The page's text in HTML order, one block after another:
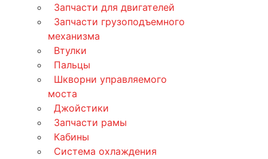
Запчасти для двигателей
Запчасти грузоподъемного
механизма
Втулки
Пальцы
Шкворни управляемого
моста
Джойстики
Запчасти рамы
Кабины
Система охлаждения